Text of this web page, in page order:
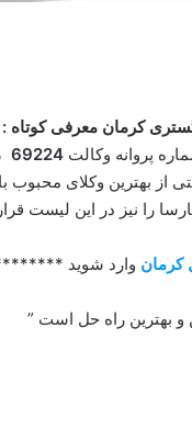
کرمان معرفی کوتاه :
پروانه وکالت 69224
از بهترین وکلای محبوب
را نیز در این لیست
کرمان وارد شوید
و بهترین راه حل است ”